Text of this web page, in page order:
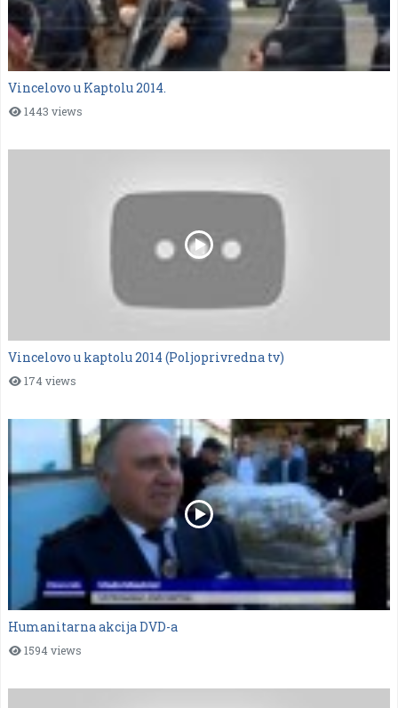
Vincelovo u Kaptolu 2014.
1443 views
Vincelovo u kaptolu 2014 (Poljoprivredna tv)
174 views
Humanitarna akcija DVD-a
1594 views